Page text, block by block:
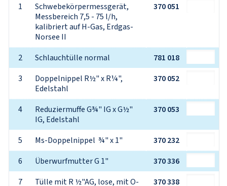
1
Schwebekörpermessgerät,
Messbereich 7,5 - 75 l/h,
kalibriert auf H-Gas, Erdgas-
Norsee II
370 051
2 Schlauchtülle normal
781 018
3
Doppelnippel R½" x R¼",
Edelstahl
370 052
4
Reduziermuffe G¾" IG x G½"
IG, Edelstahl
370 053
5 Ms-Doppelnippel  ¾" x 1"
370 232
6
Überwurfmutter G 1"
370 336
7
Tülle mit R ½"AG, lose, mit O-
370 338